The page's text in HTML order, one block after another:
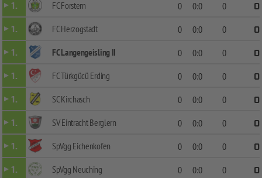
1.
FC Forstern 0 0:0 0
0
1.
FC Herzogstadt 0 0:0 0
0
1.
FC Langengeisling II 0 0:0 0
0
1.
FC Türkgücü Erding 0 0:0 0
0
1.
SC Kirchasch 0 0:0 0
0
1.
SV Eintracht Berglern 0 0:0 0
0
1.
SpVgg Eichenkofen 0 0:0 0
0
1.
SpVgg Neuching 0 0:0 0
0